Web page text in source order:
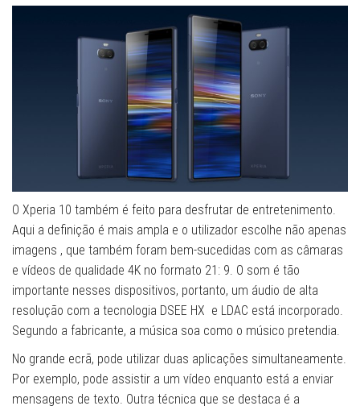
O Xperia 10 também é feito para desfrutar de entretenimento.
Aqui a definição é mais ampla e o utilizador escolhe não apenas
imagens , que também foram bem-sucedidas com as câmaras
e vídeos de qualidade 4K no formato 21: 9. O som é tão
importante nesses dispositivos, portanto, um áudio de alta
resolução com a tecnologia DSEE HX e LDAC está incorporado.
Segundo a fabricante, a música soa como o músico pretendia.
No grande ecrã, pode utilizar duas aplicações simultaneamente.
Por exemplo, pode assistir a um vídeo enquanto está a enviar
mensagens de texto. Outra técnica que se destaca é a